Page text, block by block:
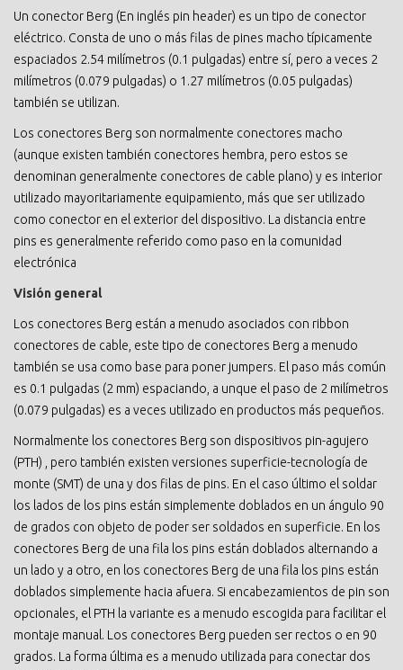
Un conector Berg (En inglés pin header) es un tipo de conector
eléctrico. Consta de uno o más filas de pines macho típicamente
espaciados 2.54 milímetros (0.1 pulgadas) entre sí, pero a veces 2
milímetros (0.079 pulgadas) o 1.27 milímetros (0.05 pulgadas)
también se utilizan.
Los conectores Berg son normalmente conectores macho
(aunque existen también conectores hembra, pero estos se
denominan generalmente conectores de cable plano) y es interior
utilizado mayoritariamente equipamiento, más que ser utilizado
como conector en el exterior del dispositivo. La distancia entre
pins es generalmente referido como paso en la comunidad
electrónica
Visión general
Los conectores Berg están a menudo asociados con ribbon
conectores de cable, este tipo de conectores Berg a menudo
también se usa como base para poner jumpers. El paso más común
es 0.1 pulgadas (2 mm) espaciando, a unque el paso de 2 milímetros
(0.079 pulgadas) es a veces utilizado en productos más pequeños.
Normalmente los conectores Berg son dispositivos pin-agujero
(PTH) , pero también existen versiones superficie-tecnología de
monte (SMT) de una y dos filas de pins. En el caso último el soldar
los lados de los pins están simplemente doblados en un ángulo 90
de grados con objeto de poder ser soldados en superficie. En los
conectores Berg de una fila los pins están doblados alternando a
un lado y a otro, en los conectores Berg de una fila los pins están
doblados simplemente hacia afuera. Si encabezamientos de pin son
opcionales, el PTH la variante es a menudo escogida para facilitar el
montaje manual. Los conectores Berg pueden ser rectos o en 90
grados. La forma última es a menudo utilizada para conectar dos